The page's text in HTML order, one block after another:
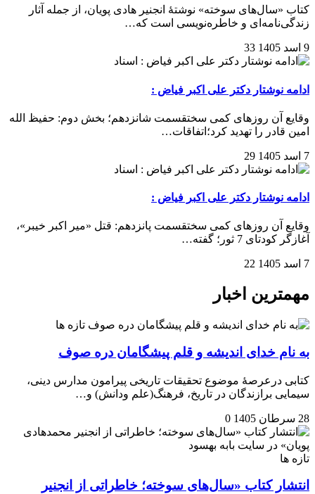
کتاب «سال‌های سوخته» نوشتهٔ انجنیر هادی پویان، از جمله آثار
زندگی‌نامه‌ای و خاطره‌نویسی است که…
9 اسد 1405
33
اسناد
ادامه نوشتار دکتر علی اکبر فیاض :
وقایع آن روزهای کمی سختقسمت شانزدهم؛ بخش دوم: حفیظ الله
امین قادر را تهدید کرد؛اتفاقات…
7 اسد 1405
29
اسناد
ادامه نوشتار دکتر علی اکبر فیاض :
وقایع آن روزهای کمی سختقسمت پانزدهم: قتل «میر اکبر خیبر»،
آغازگر کودتای 7 ثور؛ گفته…
7 اسد 1405 22
مهمترین اخبار
تازه ها
به نام خدای اندیشه و قلم پیشگامان دره صوف
کتابی درعرصۀ موضوع تحقیقات تاریخی پیرامون مدارس دینی،
سیمایی برازندگان در تاریخ، فرهنگ(علم ودانش) و…
28 سرطان 1405 0
تازه ها
انتشار کتاب «سال‌های سوخته؛ خاطراتی از انجنیر